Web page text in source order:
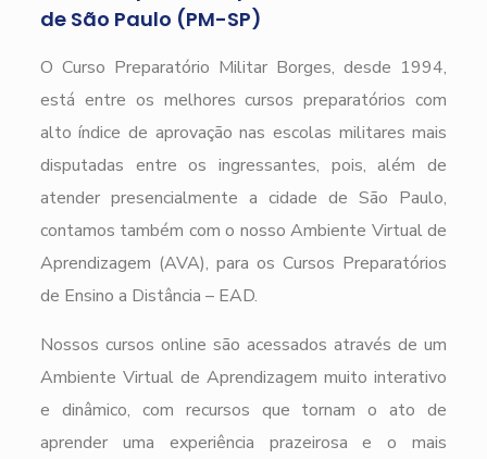
de São Paulo (PM-SP)
O Curso Preparatório Militar Borges, desde 1994,
está entre os melhores cursos preparatórios com
alto índice de aprovação nas escolas militares mais
disputadas entre os ingressantes, pois, além de
atender presencialmente a cidade de São Paulo,
contamos também com o nosso Ambiente Virtual de
Aprendizagem (AVA), para os Cursos Preparatórios
de Ensino a Distância – EAD.
Nossos cursos online são acessados através de um
Ambiente Virtual de Aprendizagem muito interativo
e dinâmico, com recursos que tornam o ato de
aprender uma experiência prazeirosa e o mais